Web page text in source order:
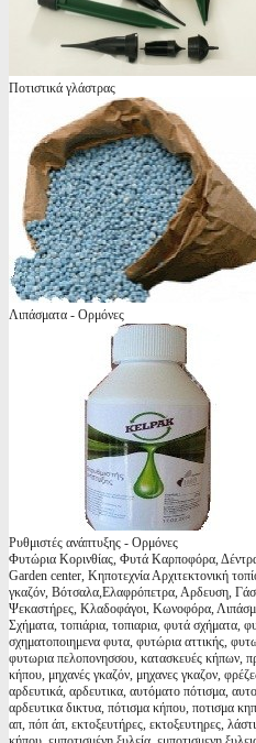
Ποτιστικά γλάστρας
Λιπάσματα - Ορμόνες
Ρυθμιστές ανάπτυξης - Ορμόνες
Φυτώρια Κορινθίας, Φυτά Καρποφόρα,
Garden center, Κηποτεχνία Αρχιτεκτονική
γκαζόν, Βότσαλα,Ελαφρόπετρα, Αρδευση,
Ψεκαστήρες, Κλαδοφάγοι, Κωνοφόρα,
Σχήματα, τοπιάρια, τοπιαρια, φυτά σχήματα,
σχηματοποιημενα φυτα, φυτώρια αττικής,
φυτωρια πελοπονησσου, κατασκευές κήπων,
κήπου, μηχανές γκαζόν, μηχανες γκαζον,
αρδευτικά, αρδευτικα, αυτόματο πότισμα,
αρδευτικα δικτυα, πότισμα κήπου, ποτισμα
απ, πόπ άπ, εκτοξευτήρες, εκτοξευτηρες,